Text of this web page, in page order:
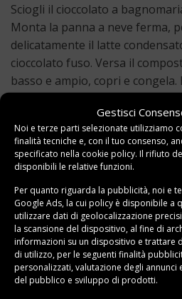
Gestisci
Noi e terze parti selezionate utilizziamo
finalità tecniche e, con il tuo consenso,
specificato nella cookie policy. Il rifiuto
disponibili le relative funzioni.
Per quanto riguarda la pubblicità, noi e
Google Ads, la cui policy è disponibile a
utilizzare dati di geolocalizzazione
la scansione del dispositivo, al fine di
informazioni su un dispositivo e trattare
di utilizzo, per le seguenti finalità
personalizzati, valutazione degli annunci
del pubblico e sviluppo di prodotti.
Sciogli il cioccolato a
Monta la panna a neve ferma,
delicatamente il latte
cioccolato fuso. Versa il
basso e ampio, copri e congela.
mescola energicamente con
per rompere i cristalli che si
di rimescolamento manuale
della gelatiera. Dopo 4 ore puoi
completamente.
Variante express: monta
fredda, aggiungi 150g di latte
che preferisci. Congela
Ottieni ungelato fatto in casa